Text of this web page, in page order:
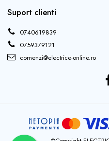
Suport clienti
0740619839
0759379121
comenzi@electrice-online.ro